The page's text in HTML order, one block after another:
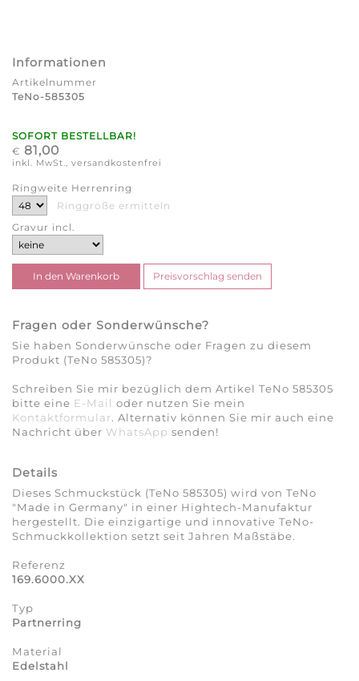
Informationen
Artikelnummer
TeNo-585305
SOFORT BESTELLBAR!
€ 81,00
inkl. MwSt., versandkostenfrei
Ringweite Herrenring
Ringgröße ermitteln
Gravur incl.
Fragen oder Sonderwünsche?
Sie haben Sonderwünsche oder Fragen zu diesem
Produkt (TeNo 585305)?
Schreiben Sie mir bezüglich dem Artikel TeNo 585305
bitte eine E-Mail oder nutzen Sie mein
Kontaktformular. Alternativ können Sie mir auch eine
Nachricht über WhatsApp senden!
Details
Dieses Schmuckstück (TeNo 585305) wird von TeNo
"Made in Germany" in einer Hightech-Manufaktur
hergestellt. Die einzigartige und innovative TeNo-
Schmuckkollektion setzt seit Jahren Maßstäbe.
Referenz
169.6000.XX
Typ
Partnerring
Material
Edelstahl